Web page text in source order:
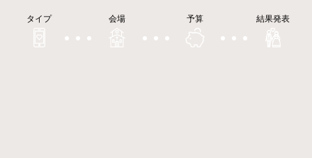
タイプ 会場 予算 結果発表